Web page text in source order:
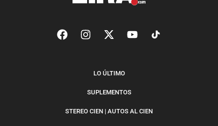
LO ÚLTIMO
SUPLEMENTOS
STEREO CIEN | AUTOS AL CIEN